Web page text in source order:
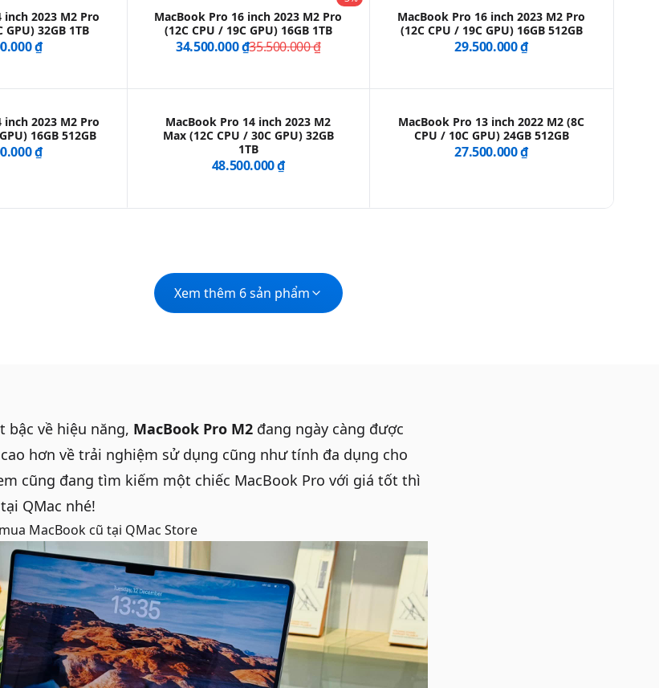
inch 2023 M2 Pro
GPU) 32GB 1TB
₫
MacBook Pro 16 inch 2023 M2 Pro
(12C CPU / 19C GPU) 16GB 1TB
34.500.000 ₫35.500.000 ₫
MacBook Pro 16 inch 2023 M2 Pro
(12C CPU / 19C GPU) 16GB 512GB
29.500.000 ₫
inch 2023 M2 Pro
16GB 512GB
₫
MacBook Pro 14 inch 2023 M2
Max (12C CPU / 30C GPU) 32GB
1TB
48.500.000 ₫
MacBook Pro 13 inch 2022 M2 (8C
CPU / 10C GPU) 24GB 512GB
27.500.000 ₫
Xem thêm 6 sản phẩm
bậc về hiệu năng, MacBook Pro M2 đang ngày càng được
hơn về trải nghiệm sử dụng cũng như tính đa dụng cho
cũng đang tìm kiếm một chiếc MacBook Pro với giá tốt thì
QMac nhé!
MacBook cũ tại QMac Store